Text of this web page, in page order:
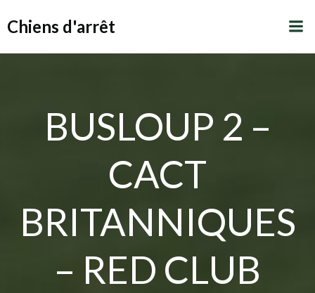
Chiens d'arrêt
BUSLOUP 2 –
CACT
BRITANNIQUES
– RED CLUB